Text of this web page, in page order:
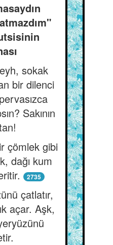
sokak
bir dilenci
Sakının
çömlek gibi
dağı kum
2735
çatlatır,
açar. Aşk,